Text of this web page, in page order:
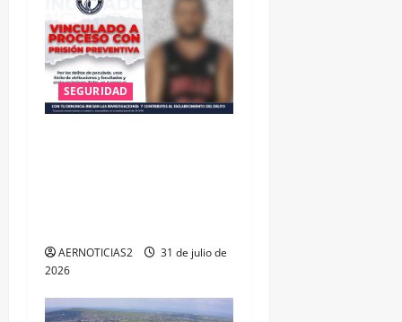
SEGURIDAD
AERNOTICIAS2
31 de julio de
2026